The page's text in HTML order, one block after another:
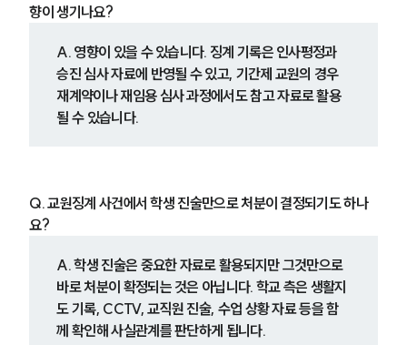
향이 생기나요?
A. 영향이 있을 수 있습니다. 징계 기록은 인사평정과
승진 심사 자료에 반영될 수 있고, 기간제 교원의 경우
재계약이나 재임용 심사 과정에서도 참고 자료로 활용
될 수 있습니다.
Q. 교원징계 사건에서 학생 진술만으로 처분이 결정되기도 하나
요?
A. 학생 진술은 중요한 자료로 활용되지만 그것만으로
바로 처분이 확정되는 것은 아닙니다. 학교 측은 생활지
도 기록, CCTV, 교직원 진술, 수업 상황 자료 등을 함
께 확인해 사실관계를 판단하게 됩니다.